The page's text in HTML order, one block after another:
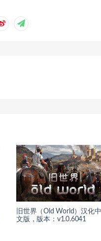
旧世界（Old World）汉化中
文版，版本：v1.0.6041